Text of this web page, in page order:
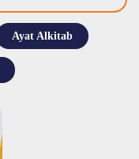
Ayat Alkitab